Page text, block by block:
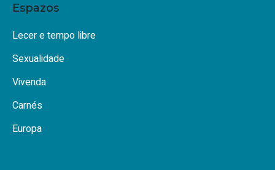
Espazos
Lecer e tempo libre
Sexualidade
Vivenda
Carnés
Europa